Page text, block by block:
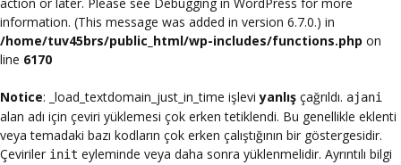
information. (This message was added in version 6.7.0.) in
/home/tuv45brs/public_html/wp-includes/functions.php on
line 6170
Notice: _load_textdomain_just_in_time işleviyanlış çağrıldı. ajani
alan adı için çeviri yüklemesi çok erken tetiklendi. Bu genellikle eklenti
veya temadaki bazı kodların çok erken çalıştığının bir göstergesidir.
Çeviriler init eyleminde veya daha sonra yüklenmelidir. Ayrıntılı bilgi